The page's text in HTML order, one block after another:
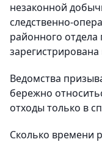
незаконной
следственно-
районного
зарегистрирована
Ведомства
бережно
отходы только в
Сколько времени